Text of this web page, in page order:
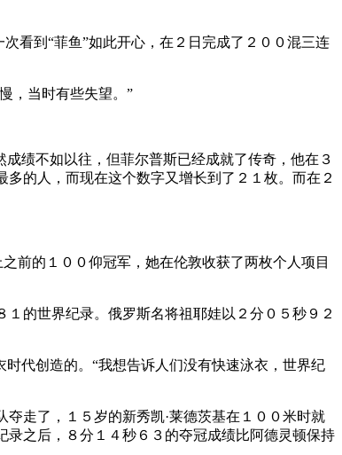
看到“菲鱼”如此开心，在２日完成了２００混三连
，当时有些失望。”
绩不如以往，但菲尔普斯已经成就了传奇，他在３
的人，而现在这个数字又增长到了２１枚。而在２
前的１００仰冠军，她在伦敦收获了两枚个人项目
的世界纪录。俄罗斯名将祖耶娃以２分０５秒９２
代创造的。“我想告诉人们没有快速泳衣，世界纪
走了，１５岁的新秀凯·莱德茨基在１００米时就
之后，８分１４秒６３的夺冠成绩比阿德灵顿保持